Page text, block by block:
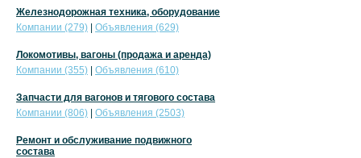
Железнодорожная техника, оборудование
Компании (279)
Объявления (629)
Локомотивы, вагоны (продажа и аренда)
Компании (355)
Объявления (610)
Запчасти для вагонов и тягового состава
Компании (806)
Объявления (2503)
Ремонт и обслуживание подвижного
состава